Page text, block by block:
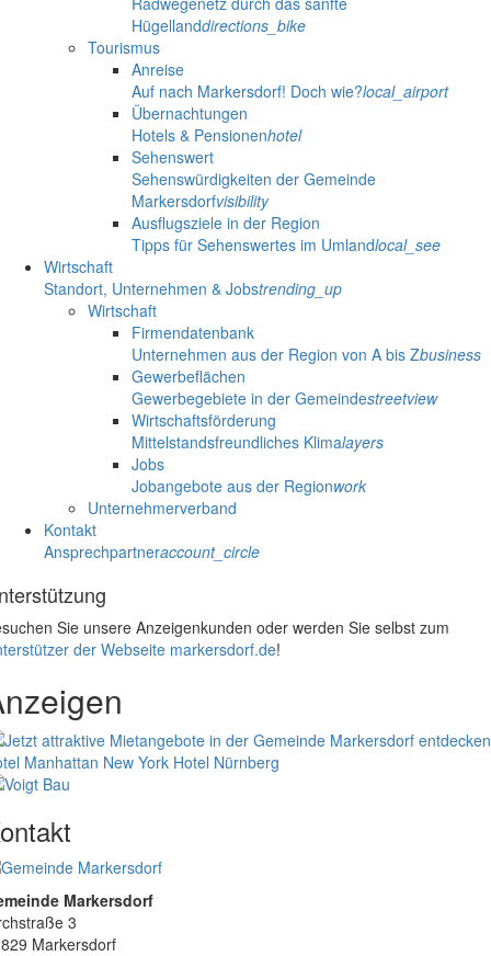
Hügellanddirections_bike
Tourismus
Anreise
Auf nach Markersdorf! Doch wie?local_airport
Übernachtungen
Hotels & Pensionenhotel
Sehenswert
Sehenswürdigkeiten der Gemeinde
Markersdorfvisibility
Ausflugsziele in der Region
Tipps für Sehenswertes im Umlandlocal_see
Wirtschaft
Standort, Unternehmen & Jobstrending_up
Wirtschaft
Firmendatenbank
Unternehmen aus der Region von A bis Zbusiness
Gewerbeflächen
Gewerbegebiete in der Gemeindestreetview
Wirtschaftsförderung
Mittelstandsfreundliches Klimalayers
Jobs
Jobangebote aus der Regionwork
Unternehmerverband
Kontakt
Ansprechpartneraccount_circle
Sie unsere Anzeigenkunden oder werden Sie selbst zum
der Webseite markersdorf.de!
Manhattan New York Hotel Nürnberg
Markersdorf
3
Markersdorf